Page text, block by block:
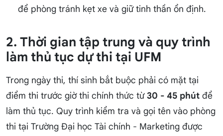
để phòng tránh kẹt xe và giữ tinh thần ổn định.
2. Thời gian tập trung và quy trình
làm thủ tục dự thi tại UFM
Trong ngày thi, thí sinh bắt buộc phải có mặt tại
điểm thi trước giờ thi chính thức từ30 - 45 phút để
làm thủ tục. Quy trình kiểm tra và gọi tên vào phòng
thi tại Trường Đại học Tài chính - Marketing được